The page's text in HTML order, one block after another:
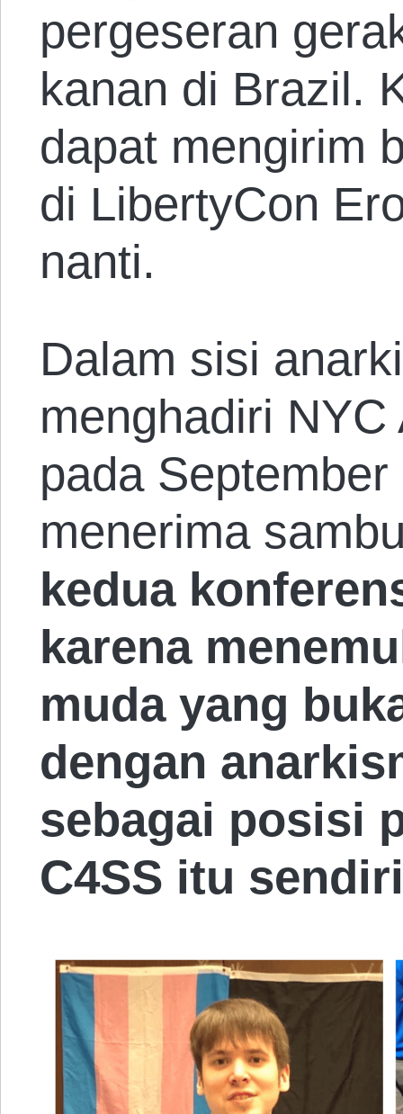
pergeseran
kanan di Brazil.
dapat mengirim
di LibertyCon
nanti.
Dalam sisi
menghadiri
pada
menerima
kedua
karena
muda yang
dengan
sebagai posisi
C4SS itu